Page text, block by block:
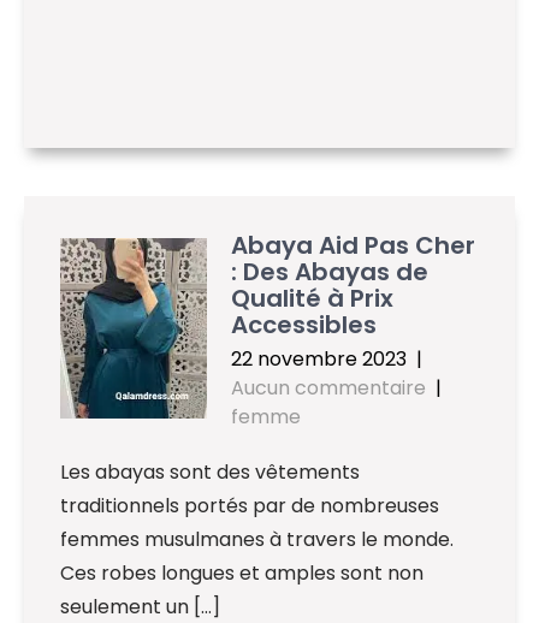
Abaya Aid Pas Cher
: Des Abayas de
Qualité à Prix
Accessibles
22 novembre 2023 |
Aucun commentaire |
femme
Les abayas sont des vêtements
traditionnels portés par de nombreuses
femmes musulmanes à travers le monde.
Ces robes longues et amples sont non
seulement un […]